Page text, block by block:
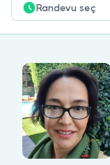
Randevu seç